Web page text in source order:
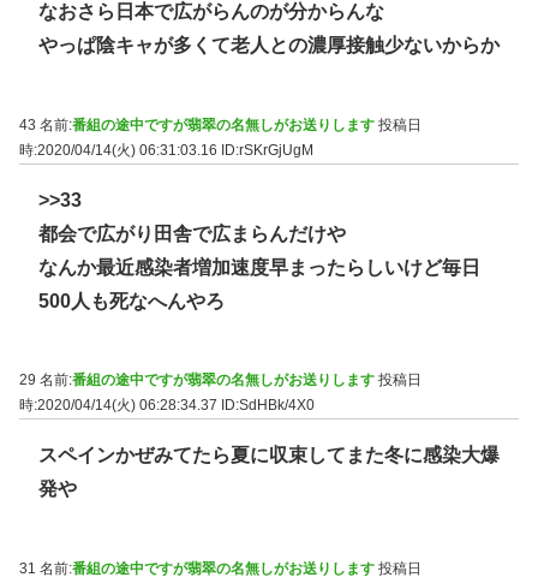
なおさら日本で広がらんのが分からんな
やっぱ陰キャが多くて老人との濃厚接触少ないからか
43 名前:番組の途中ですが翡翠の名無しがお送りします 投稿日
時:2020/04/14(火) 06:31:03.16 ID:rSKrGjUgM
>>33
都会で広がり田舎で広まらんだけや
なんか最近感染者増加速度早まったらしいけど毎日
500人も死なへんやろ
29 名前:番組の途中ですが翡翠の名無しがお送りします 投稿日
時:2020/04/14(火) 06:28:34.37
ID:SdHBk/4X0
スペインかぜみてたら夏に収束してまた冬に感染大爆
発や
31 名前:番組の途中ですが翡翠の名無しがお送りします 投稿日